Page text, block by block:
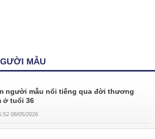
MẪU
người mẫu nổi tiếng qua đời thương
ở tuổi 36
08/05/2026